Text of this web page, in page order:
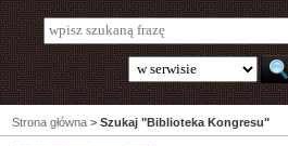
Strona główna > Szukaj "Biblioteka Kongresu"